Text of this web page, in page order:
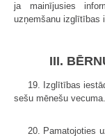
ja mainījusies
uzņemšanu izglītības
III.
19. Izglītības
sešu mēnešu vecuma.
20. Pamatojoties